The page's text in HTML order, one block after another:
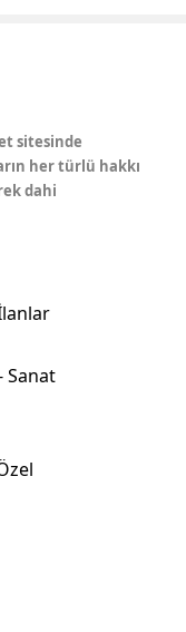
Yozgat
Bayburt
sitesinde
her türlü hakkı
dahi
Sanat